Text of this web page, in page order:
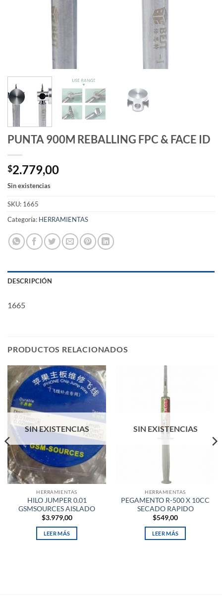
PUNTA 900M REBALLING FPC & FACE ID
$2.779,00
Sin existencias
SKU: 1665
Categoría: HERRAMIENTAS
DESCRIPCIÓN
1665
PRODUCTOS RELACIONADOS
SIN EXISTENCIAS
HERRAMIENTAS
HILO JUMPER 0.01
GSMSOURCES AISLADO
$3.979,00
LEER MÁS
SIN EXISTENCIAS
HERRAMIENTAS
PEGAMENTO R-500 X 10CC
SECADO RAPIDO
$549,00
LEER MÁS